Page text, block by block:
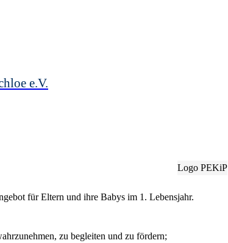
e.V.
Logo PEKiP
für Eltern und ihre Babys im 1. Lebensjahr.
zu begleiten und zu fördern;